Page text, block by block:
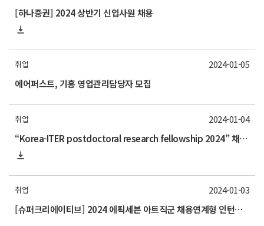
[하나증권] 2024 상반기 신입사원 채용
취업
에어퍼스트, 기흥 영업관리담당자 모집
2024-01-05
취업
“Korea-ITER postdoctoral research fellowship 2024” 채용 모집공고 안내
2024-01-04
취업
[슈퍼크리에이티브] 2024 에픽세븐 아트직군 채용연계형 인턴십(~1/15)
2024-01-03